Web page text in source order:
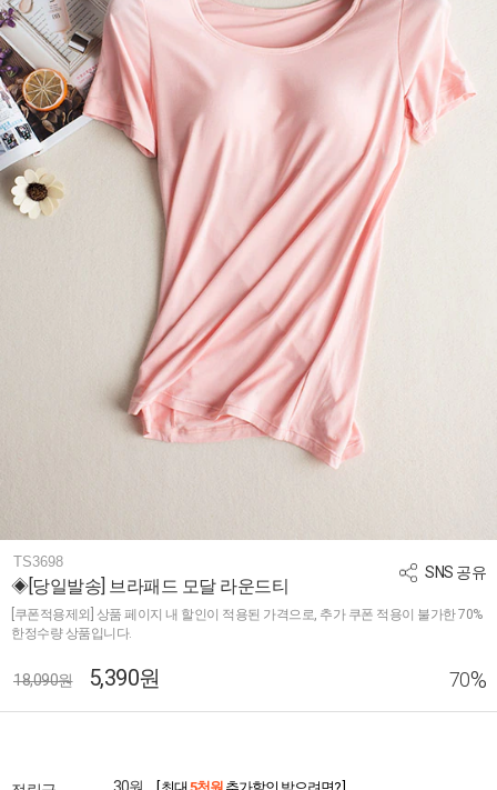
SNS 공유
TS3698
◈[당일발송] 브라패드 모달 라운드티
[쿠폰적용제외] 상품 페이지 내 할인이 적용된 가격으로, 추가 쿠폰 적용이 불가한 70%
한정수량 상품입니다.
18,090원 5,390원 70%